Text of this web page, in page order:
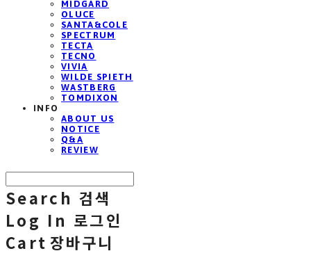
MIDGARD
OLUCE
SANTA&COLE
SPECTRUM
TECTA
TECNO
VIVIA
WILDE SPIETH
WASTBERG
TOMDIXON
INFO
ABOUT US
NOTICE
Q&A
REVIEW
Search 검색
Log In 로그인
Cart 장바구니